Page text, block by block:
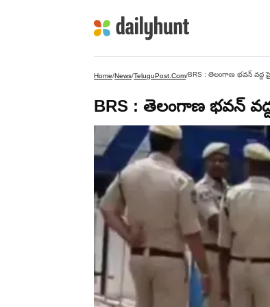
Home/News/TeluguPost.com/BRS : తెలంగాణ భవన్ వద్ద
BRS : తెలంగాణ భవన్